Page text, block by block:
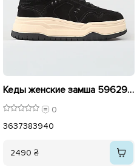
Кеды женские замша 596295 Черный
0
3637383940
2490 ₴